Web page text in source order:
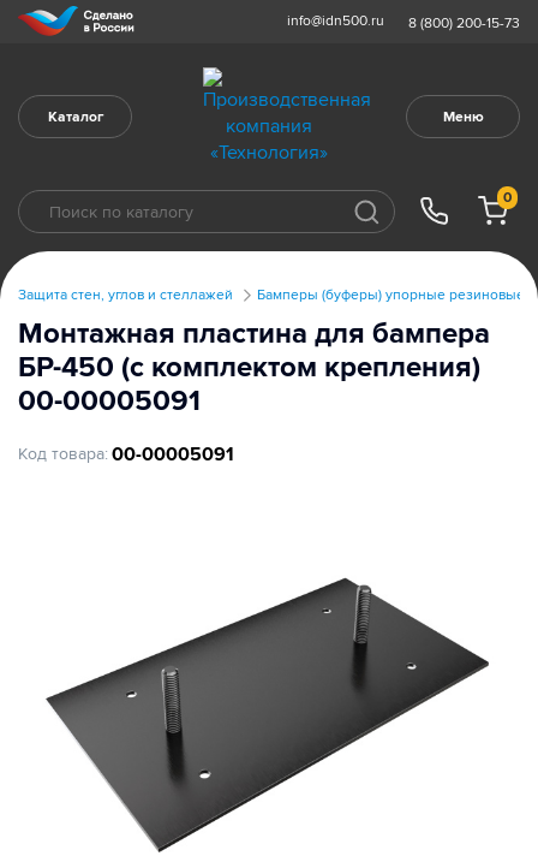
info@idn500.ru 8 (800) 200-15-73
Каталог Меню
0
Защита стен, углов и стеллажей Бамперы (буферы) упорные резиновые
Монтажная пластина для бампера
БР-450 (с комплектом крепления)
00-00005091
Код товара: 00-00005091